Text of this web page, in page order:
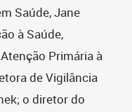
Saúde, Jane
à Saúde,
Primária à
de Vigilância
o diretor do